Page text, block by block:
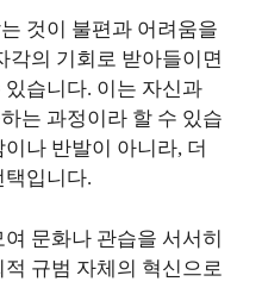
것이 불편과 어려움을
각의 기회로 받아들이면
습니다. 이는 자신과
는 과정이라 할 수 있습
나 반발이 아니라, 더
택입니다.
문화나 관습을 서서히
규범 자체의 혁신으로